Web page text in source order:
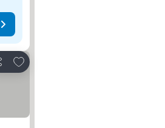
Adicionar aos favoritos